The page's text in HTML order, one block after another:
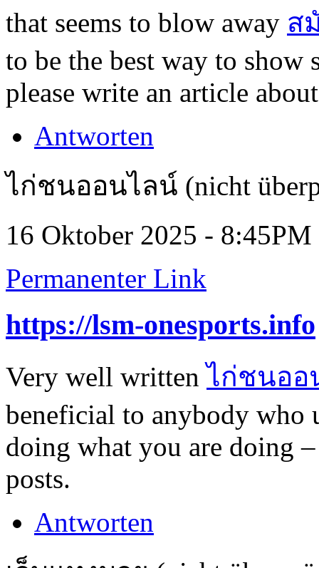
that seems to blow away ส
to be the best way to show
please write an article
Antworten
ไก่ชนออนไลน์ (nicht
16 Oktober 2025 - 8:45PM
Permanenter Link
https://lsm-onesports.info
Very well writtenไก่ชนออ
beneficial to anybody who
doing what you are doing
posts.
Antworten